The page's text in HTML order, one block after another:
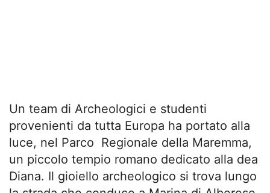
Un team di Archeologici e studenti
provenienti da tutta Europa ha portato alla
luce, nel Parco Regionale della Maremma,
un piccolo tempio romano dedicato alla dea
Diana. Il gioiello archeologico si trova lungo